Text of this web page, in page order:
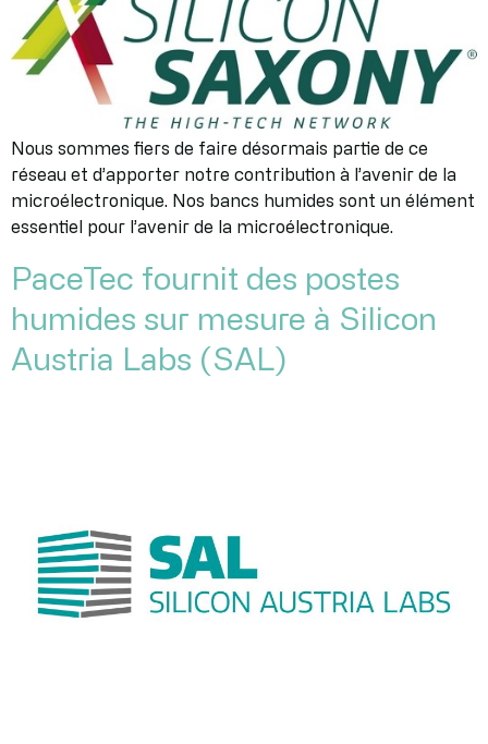
Nous sommes fiers de faire désormais partie de ce
réseau et d’apporter notre contribution à l’avenir de la
microélectronique. Nos bancs humides sont un élément
essentiel pour l’avenir de la microélectronique.
PaceTec fournit des postes
humides sur mesure à Silicon
Austria Labs (SAL)